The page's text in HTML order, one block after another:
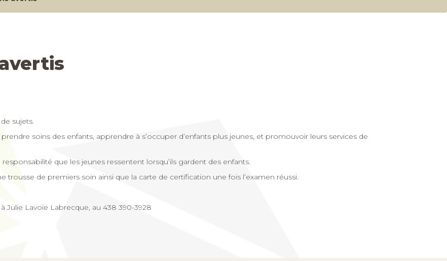
sujets.
soins des enfants, apprendre à s’occuper d’enfants plus jeunes, et promouvoir leurs services de
que les jeunes ressentent lorsqu’ils gardent des enfants.
trousse de premiers soin ainsi que la carte de certification une fois l’examen réussi.
Julie Lavoie Labrecque, au 438 390-3928